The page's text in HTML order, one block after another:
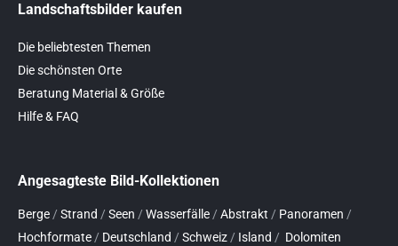
Landschaftsbilder kaufen
Die beliebtesten Themen
Die schönsten Orte
Beratung Material & Größe
Hilfe & FAQ
Angesagteste Bild-Kollektionen
Berge / Strand / Seen / Wasserfälle / Abstrakt / Panoramen /
Hochformate / Deutschland / Schweiz / Island / Dolomiten